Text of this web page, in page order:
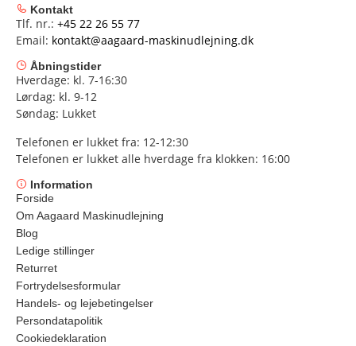
Kontakt
Tlf. nr.: +45 22 26 55 77
Email: kontakt@aagaard-maskinudlejning.dk
Åbningstider
Hverdage: kl. 7-16:30
Lørdag: kl. 9-12
Søndag: Lukket
Telefonen er lukket fra: 12-12:30
Telefonen er lukket alle hverdage fra klokken: 16:00
Information
Forside
Om Aagaard Maskinudlejning
Blog
Ledige stillinger
Returret
Fortrydelsesformular
Handels- og lejebetingelser
Persondatapolitik
Cookiedeklaration